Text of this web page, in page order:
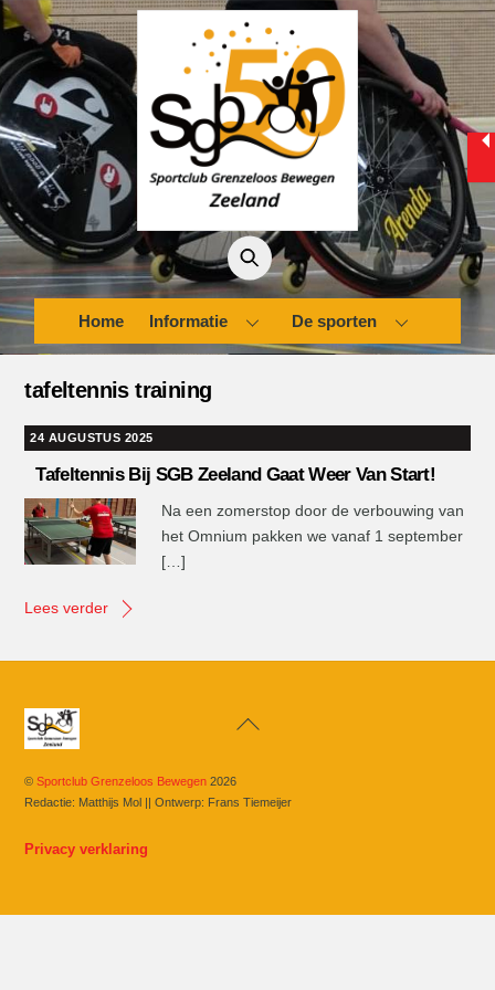
Skip
content
Home Informatie De sporten
tafeltennis training
24 AUGUSTUS 2025
Tafeltennis Bij SGB Zeeland Gaat Weer Van Start!
Na een zomerstop door de verbouwing van
het Omnium pakken we vanaf 1 september
[…]
Lees verder
Back
©Sportclub Grenzeloos Bewegen 2026
Redactie: Matthijs Mol || Ontwerp: Frans Tiemeijer
Privacy verklaring